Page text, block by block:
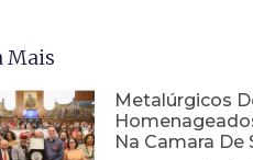
Mais
Metalúrgicos
Na Camara De